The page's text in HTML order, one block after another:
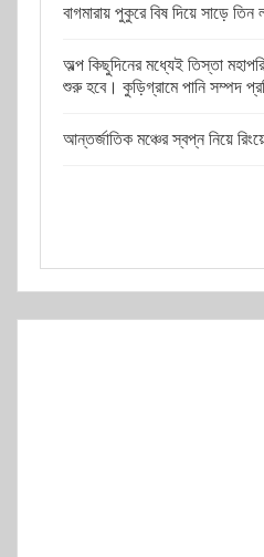
বাগমারায় পুকুরে বিষ দিয়ে সাড়ে তিন
অল্প কিছুদিনের মধ্যেই তিস্তা
শুরু হবে। কুড়িগ্রামে পানি সম্পদ
আন্তর্জাতিক মঞ্চের স্বপ্ন নিয়ে